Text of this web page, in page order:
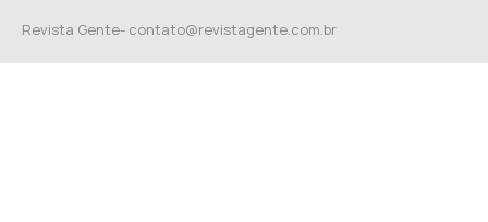
Revista Gente- contato@revistagente.com.br